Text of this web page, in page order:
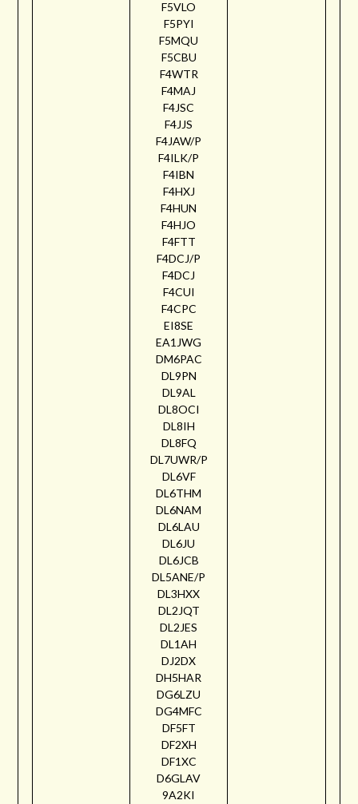
F5VLO
F5PYI
F5MQU
F5CBU
F4WTR
F4MAJ
F4JSC
F4JJS
F4JAW/P
F4ILK/P
F4IBN
F4HXJ
F4HUN
F4HJO
F4FTT
F4DCJ/P
F4DCJ
F4CUI
F4CPC
EI8SE
EA1JWG
DM6PAC
DL9PN
DL9AL
DL8OCI
DL8IH
DL8FQ
DL7UWR/P
DL6VF
DL6THM
DL6NAM
DL6LAU
DL6JU
DL6JCB
DL5ANE/P
DL3HXX
DL2JQT
DL2JES
DL1AH
DJ2DX
DH5HAR
DG6LZU
DG4MFC
DF5FT
DF2XH
DF1XC
D6GLAV
9A2KI